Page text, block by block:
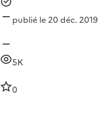
publié le 20 déc. 2019
5K
0